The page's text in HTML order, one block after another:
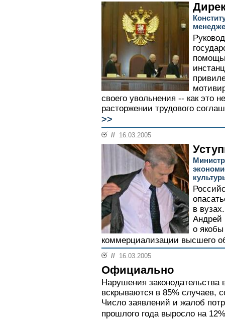
своего увольнения -- как это
расторжении трудового
>>
// 16.03.2005
в
Андрей
о
коммерциализации высшего
// 16.03.2005
Официально
Нарушения законодательства
вскрываются в 85% случаев,
Число заявлений и жалоб
прошлого года выросло на